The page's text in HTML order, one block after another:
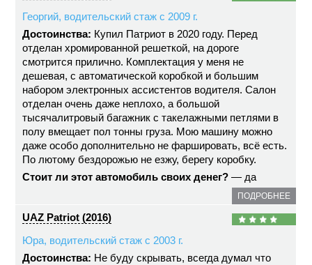
Георгий, водительский стаж с 2009 г.
Достоинства: Купил Патриот в 2020 году. Перед
отделан хромированной решеткой, на дороге
смотрится прилично. Комплектация у меня не
дешевая, с автоматической коробкой и большим
набором электронных ассистентов водителя. Салон
отделан очень даже неплохо, а большой
тысячалитровый багажник с такелажными петлями в
полу вмещает пол тонны груза. Мою машину можно
даже особо дополнительно не фаршировать, всё есть.
По лютому бездорожью не езжу, берегу коробку.
Стоит ли этот автомобиль своих денег? — да
ПОДРОБНЕЕ
UAZ Patriot (2016)
Юра, водительский стаж с 2003 г.
Достоинства: Не буду скрывать, всегда думал что